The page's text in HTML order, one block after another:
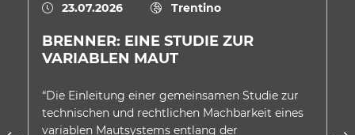
23.07.2026 Trentino
BRENNER: EINE STUDIE ZUR
VARIABLEN MAUT
“Die Einleitung einer gemeinsamen Studie zur
technischen und rechtlichen Machbarkeit eines
variablen Mautsystems entlang der